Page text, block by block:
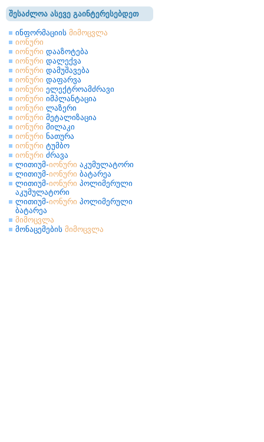
შესაძლოა ასევე გაინტერესებდეთ
ინფორმაციის მიმოცვლა
იონური
იონური დააზოტება
იონური დალექვა
იონური დამუშავება
იონური დაფარვა
იონური ელექტროამძრავი
იონური იმპლანტაცია
იონური ლაზერი
იონური მეტალიზაცია
იონური მილაკი
იონური ნათურა
იონური ტუმბო
იონური ძრავა
ლითიუმ-იონური აკუმულატორი
ლითიუმ-იონური ბატარეა
ლითიუმ-იონური პოლიმერული
აკუმულატორი
ლითიუმ-იონური პოლიმერული
ბატარეა
მიმოცვლა
მონაცემების მიმოცვლა